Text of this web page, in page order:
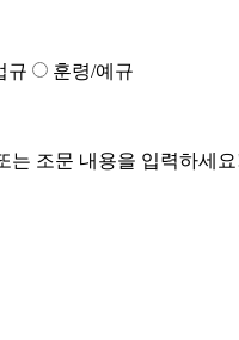
규 훈령/예규
는 조문 내용을 입력하세